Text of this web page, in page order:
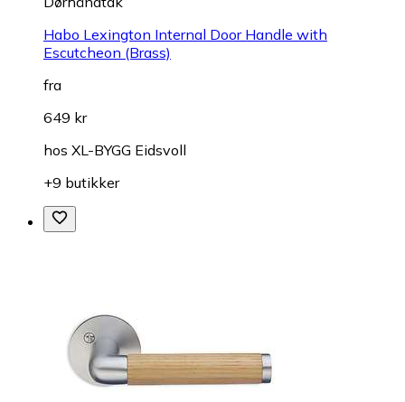
Habo Lexington Internal Door Handle with
Escutcheon (Brass)
fra
649 kr
hos XL-BYGG Eidsvoll
+9 butikker